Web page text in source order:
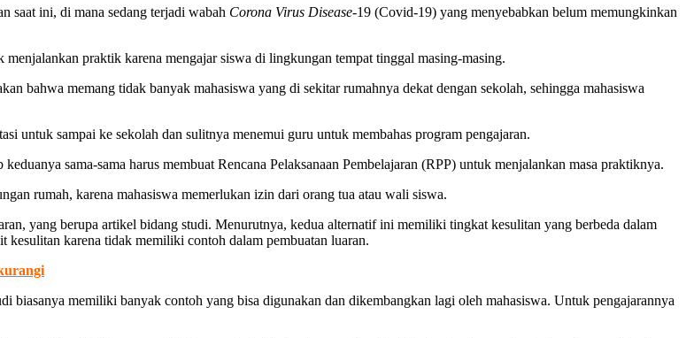
saat ini, di mana sedang terjadi wabah Corona Virus Disease-19 (Covid-19) yang menyebabkan belum memungkinkan
praktik karena mengajar siswa di lingkungan tempat tinggal masing-masing.
bahwa memang tidak banyak mahasiswa yang di sekitar rumahnya dekat dengan sekolah, sehingga mahasiswa
untuk sampai ke sekolah dan sulitnya menemui guru untuk membahas program pengajaran.
sama-sama harus membuat Rencana Pelaksanaan Pembelajaran (RPP) untuk menjalankan masa praktiknya.
rumah, karena mahasiswa memerlukan izin dari orang tua atau wali siswa.
yang berupa artikel bidang studi. Menurutnya, kedua alternatif ini memiliki tingkat kesulitan yang berbeda dalam
kesulitan karena tidak memiliki contoh dalam pembuatan luaran.
biasanya memiliki banyak contoh yang bisa digunakan dan dikembangkan lagi oleh mahasiswa. Untuk pengajarannya